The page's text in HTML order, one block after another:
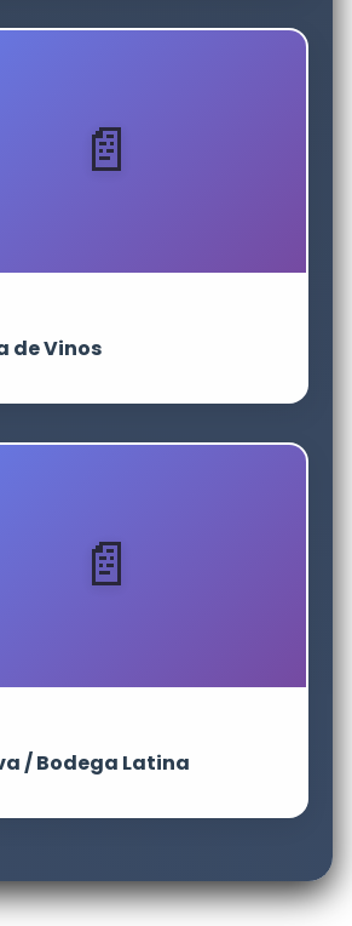
de Vinos
/ Bodega Latina